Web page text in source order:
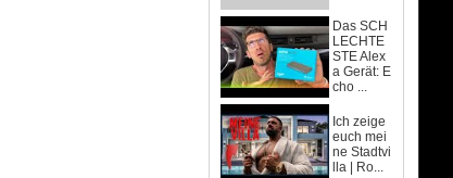
Das SCH
LECHTE
STE Alex
a Gerät: E
cho ...
Ich zeige
euch mei
ne Stadtvi
lla | Ro...